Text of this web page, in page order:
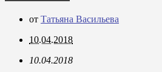
от Татьяна Васильева
10.04.2018
10.04.2018